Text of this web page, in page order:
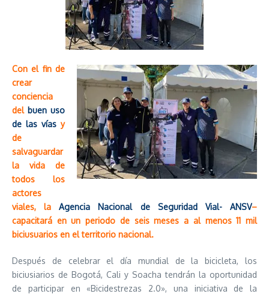
Con el fin de
crear
conciencia
delbuen uso
de las vías y
de
salvaguardar
la vida de
todos los
actores
viales, laAgencia Nacional de Seguridad Vial- ANSV–
capacitará en un periodo de seis meses a al menos 11 mil
biciusuarios en el territorio nacional.
Después de celebrar el día mundial de la bicicleta, los
biciusiarios de Bogotá, Cali y Soacha tendrán la oportunidad
de participar en «Bicidestrezas 2.0», una iniciativa de la